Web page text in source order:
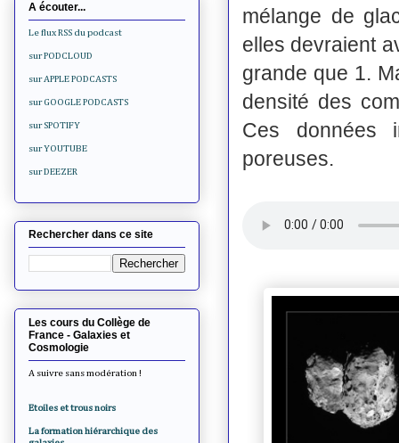
mélange de
elles devraient
grande que 1.
densité des
Ces données
poreuses.
A écouter...
Le flux RSS du podcast
sur PODCLOUD
sur APPLE PODCASTS
sur GOOGLE PODCASTS
sur SPOTIFY
sur YOUTUBE
sur DEEZER
Rechercher dans ce site
Les cours du Collège de
France - Galaxies et
Cosmologie
A suivre sans modération !
Etoiles et trous noirs
La formation hiérarchique des